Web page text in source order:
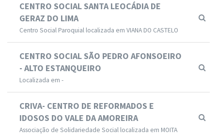
CENTRO SOCIAL SANTA LEOCÁDIA DE
GERAZ DO LIMA
Centro Social Paroquial localizada em VIANA DO CASTELO
CENTRO SOCIAL SÃO PEDRO AFONSOEIRO
- ALTO ESTANQUEIRO
Localizada em -
CRIVA- CENTRO DE REFORMADOS E
IDOSOS DO VALE DA AMOREIRA
Associação de Solidariedade Social localizada em MOITA